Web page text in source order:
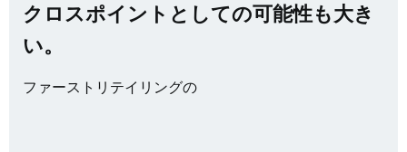
クロスポイントとしての可能性も大き
い。
ファーストリテイリングの